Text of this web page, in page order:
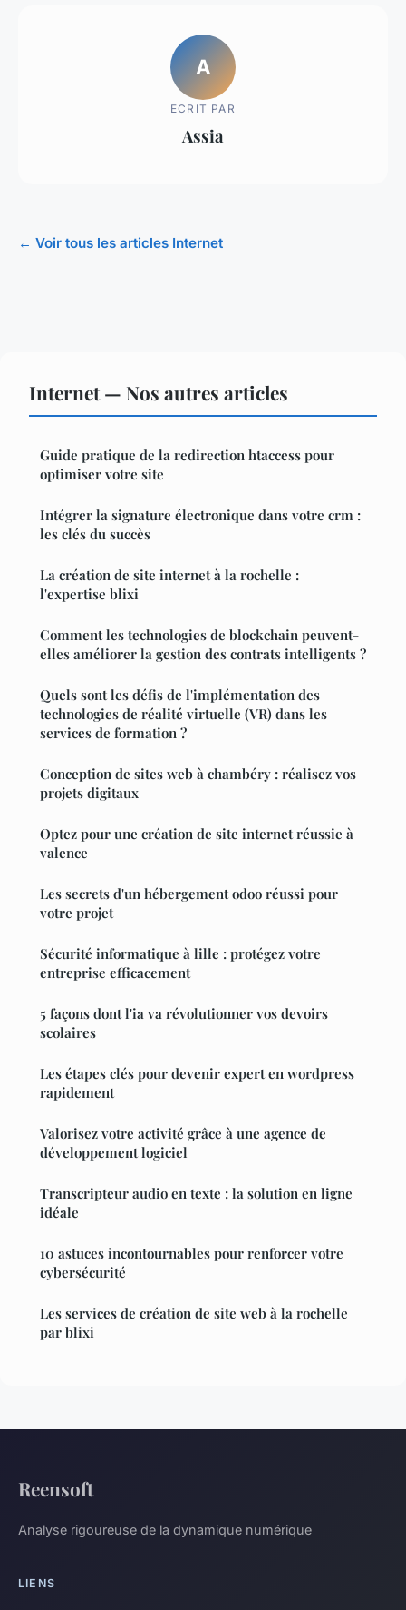
A
ECRIT PAR
Assia
← Voir tous les articles Internet
Internet — Nos autres articles
Guide pratique de la redirection htaccess pour
optimiser votre site
Intégrer la signature électronique dans votre crm :
les clés du succès
La création de site internet à la rochelle :
l'expertise blixi
Comment les technologies de blockchain peuvent-
elles améliorer la gestion des contrats intelligents ?
Quels sont les défis de l'implémentation des
technologies de réalité virtuelle (VR) dans les
services de formation ?
Conception de sites web à chambéry : réalisez vos
projets digitaux
Optez pour une création de site internet réussie à
valence
Les secrets d'un hébergement odoo réussi pour
votre projet
Sécurité informatique à lille : protégez votre
entreprise efficacement
5 façons dont l'ia va révolutionner vos devoirs
scolaires
Les étapes clés pour devenir expert en wordpress
rapidement
Valorisez votre activité grâce à une agence de
développement logiciel
Transcripteur audio en texte : la solution en ligne
idéale
10 astuces incontournables pour renforcer votre
cybersécurité
Les services de création de site web à la rochelle
par blixi
Reensoft
Analyse rigoureuse de la dynamique numérique
LIENS